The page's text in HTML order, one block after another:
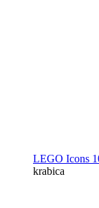
LEGO Icons
krabica